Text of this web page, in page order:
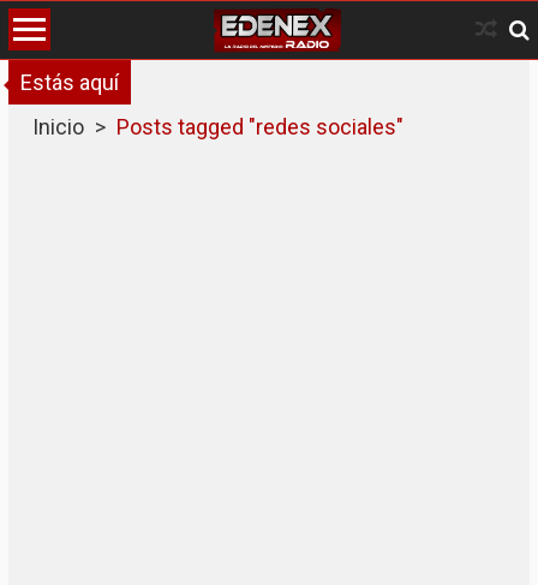
Skip
to
content
Estás aquí
Inicio > Posts tagged "redes sociales"